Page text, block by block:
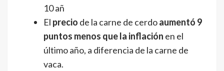
10 añ
El precio de la carne de cerdoaumentó 9
puntos menos que la inflación en el
último año, a diferencia de la carne de
vaca.